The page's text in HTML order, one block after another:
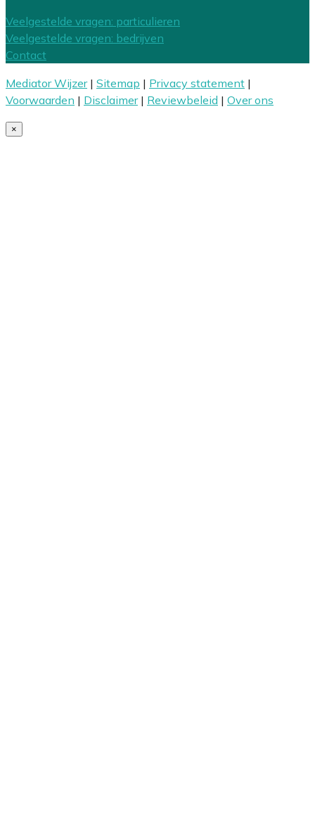
Veelgestelde vragen: particulieren
Veelgestelde vragen: bedrijven
Contact
Mediator Wijzer| Sitemap | Privacy statement |
Voorwaarden | Disclaimer| Reviewbeleid | Over ons
×